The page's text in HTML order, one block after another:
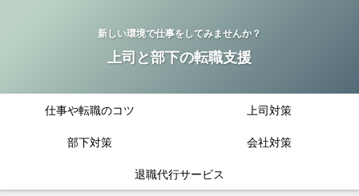
新しい環境で仕事をしてみませんか？
上司と部下の転職支援
仕事や転職のコツ
上司対策
部下対策
会社対策
退職代行サービス